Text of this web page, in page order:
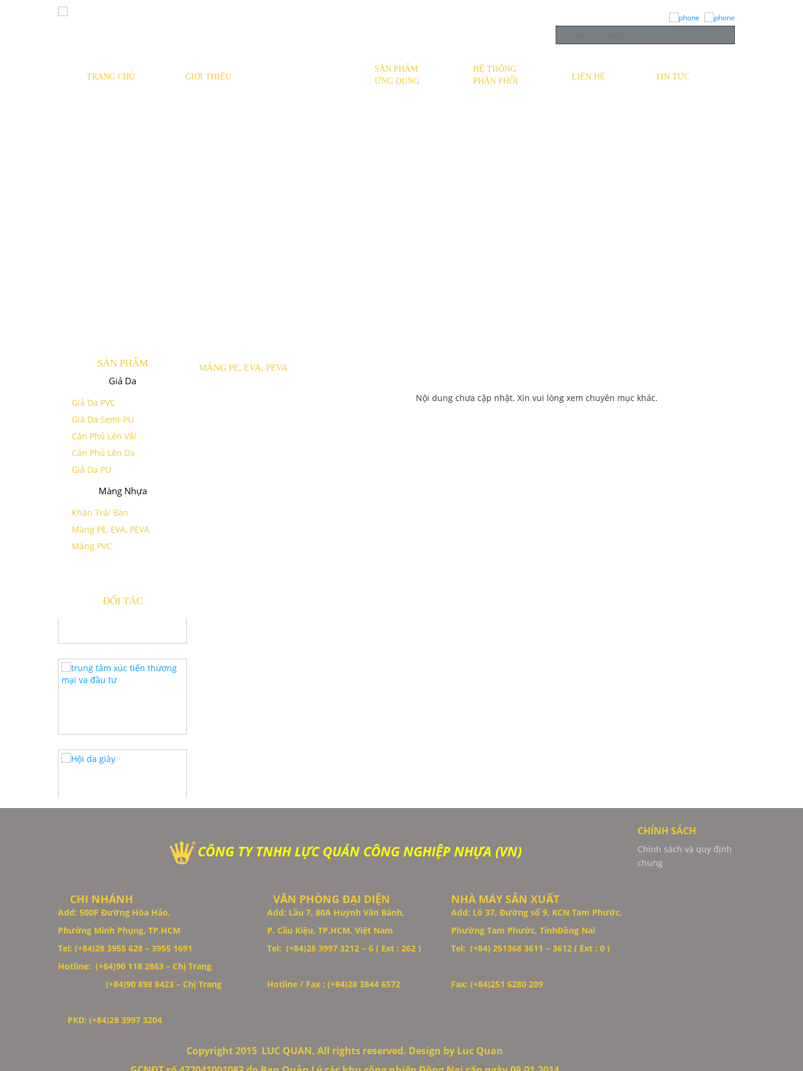
TRANG CHỦ GIỚI THIỆU
SẢN PHẨM
ỨNG DỤNG
HỆ THỐNG
PHÂN PHỐI
LIÊN HỆ TIN TỨC
SẢN PHẨM
Giả Da
Giả Da PVC
Giả Da Semi-PU
Cán Phủ Lên Vải
Cán Phủ Lên Da
Giả Da PU
Màng Nhựa
Khăn Trải Bàn
Màng PE, EVA, PEVA
Màng PVC
ĐỐI TÁC
MÀNG PE, EVA, PEVA
Nội dung chưa cập nhật. Xin vui lòng xem chuyên mục khác.
CÔNG TY TNHH LỰC QUÁN CÔNG NGHIỆP NHỰA (VN)
CHI NHÁNH VĂN PHÒNG ĐẠI DIỆN NHÀ MÁY SẢN XUẤT
Add: 500F Đường Hòa Hảo,
Phường Minh Phụng, TP.HCM
Add: Lầu 7, 80A Huỳnh Văn Bánh,
P. Cầu Kiệu, TP.HCM, Việt Nam
Add: Lô 37, Đường số 9, KCN Tam Phước,
Phường Tam Phước, TỉnhĐồng Nai
Tel: (+84)28 3955 628 – 3955 1691
Tel: (+84)28 3997 3212 ~ 6 ( Ext : 262 ) Tel: (+84) 251368 3611 ~ 3612 ( Ext : 0 )
Hotline: (+84)90 118 2863 – Chị Trang
(+84)90 898 8423 – Chị Trang Hotline / Fax : (+84)28 3844 6572 Fax: (+84)251 6280 209
PKD: (+84)28 3997 3204
Copyright 2015 LUC QUAN. All rights reserved. Design by Luc Quan
CHÍNH SÁCH
Chính sách và quy định
chung